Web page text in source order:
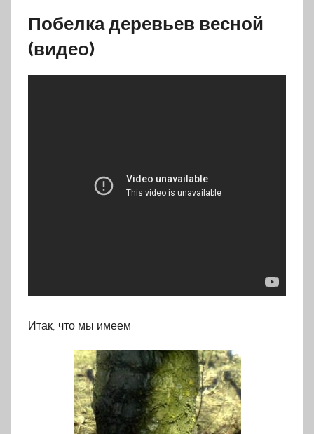
Побелка деревьев весной
(видео)
Итак, что мы имеем: